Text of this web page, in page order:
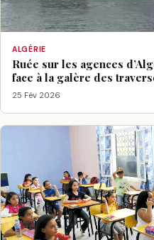
ALGÉRIE
Ruée sur les agences
face à la galère des
25 Fév 2026